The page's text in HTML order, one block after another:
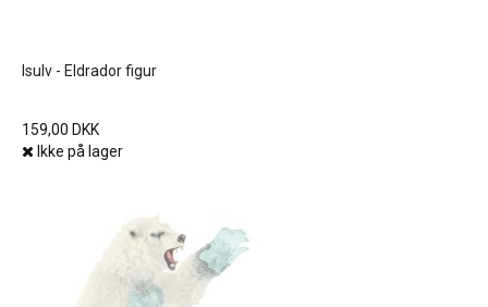
Isulv - Eldrador figur
159,00 DKK
Ikke på lager